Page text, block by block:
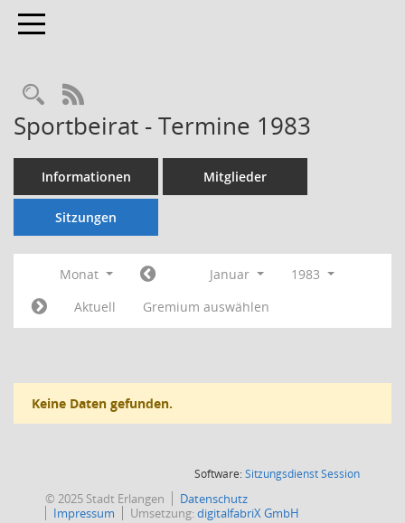
Toggle navigation
Rechercheauswahl
RSS-Feed
Sportbeirat - Termine 1983
Informationen Mitglieder
Sitzungen
Monat Januar
1983
Aktuell
Gremium auswählen
Keine Daten gefunden.
Software:SitzungsdienstSession(Wird in
© 2025 Stadt Erlangen
Datenschutz
Impressum
Umsetzung:digitalfabriX GmbH